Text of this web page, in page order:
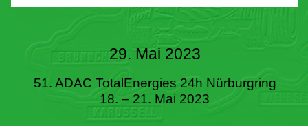
29. Mai 2023
51. ADAC TotalEnergies 24h Nürburgring
18. – 21. Mai 2023